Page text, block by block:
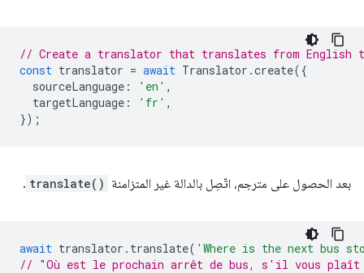
// Create a translator that translates from English
const translator = await Translator .create({
sourceLanguage : 'en' ,
targetLanguage : 'fr' ,
});
بعد الحصول على مترجم، اتّصِل بالدالة غير المتزامنة translate()
.
await translator . translate( 'Where is the next bus
// "Où est le prochain arrêt de bus, s'il vous